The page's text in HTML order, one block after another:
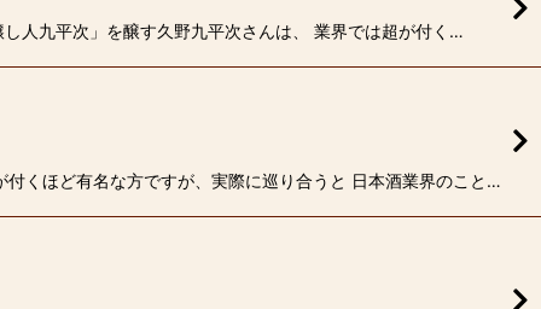
九平次」を醸す久野九平次さんは、 業界では超が付く…
くほど有名な方ですが、実際に巡り合うと 日本酒業界のこと…